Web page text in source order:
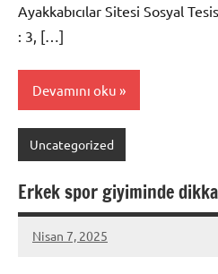
Ayakkabıcılar Sitesi Sosyal
: 3, […]
Devamını oku
Uncategorized
Erkek spor giyiminde
Nisan 7, 2025
admin